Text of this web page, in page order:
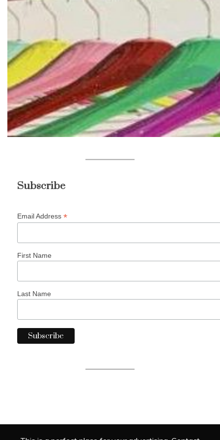
Subscribe
Email Address *
First Name
Last Name